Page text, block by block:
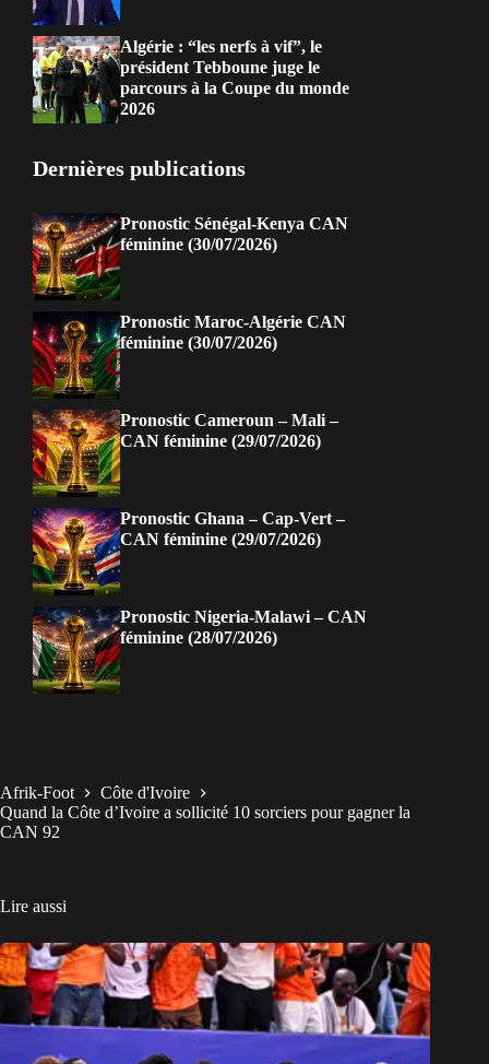
Algérie : “les nerfs à vif”, le
président Tebboune juge le
parcours à la Coupe du monde
2026
Dernières publications
Pronostic Sénégal-Kenya CAN
féminine (30/07/2026)
Pronostic Maroc-Algérie CAN
féminine (30/07/2026)
Pronostic Cameroun – Mali –
CAN féminine (29/07/2026)
Pronostic Ghana – Cap-Vert –
CAN féminine (29/07/2026)
Pronostic Nigeria-Malawi – CAN
féminine (28/07/2026)
Afrik-Foot
Côte d'Ivoire
Quand la Côte d’Ivoire a sollicité 10 sorciers pour gagner la
CAN 92
Lire aussi